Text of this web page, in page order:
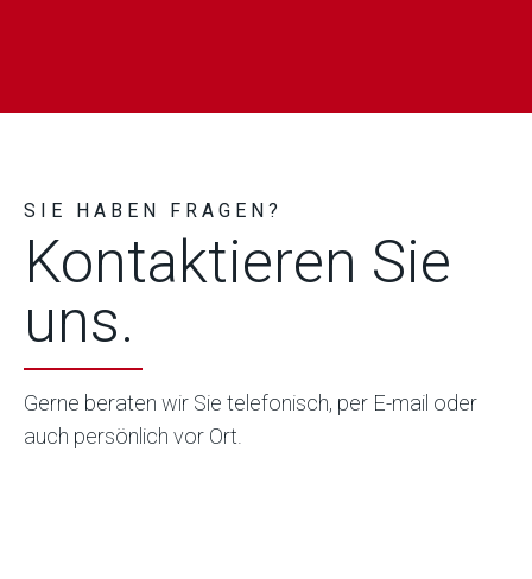
SIE HABEN FRAGEN?
Kontaktieren Sie
uns.
Gerne beraten wir Sie telefonisch, per E-mail oder
auch persönlich vor Ort.